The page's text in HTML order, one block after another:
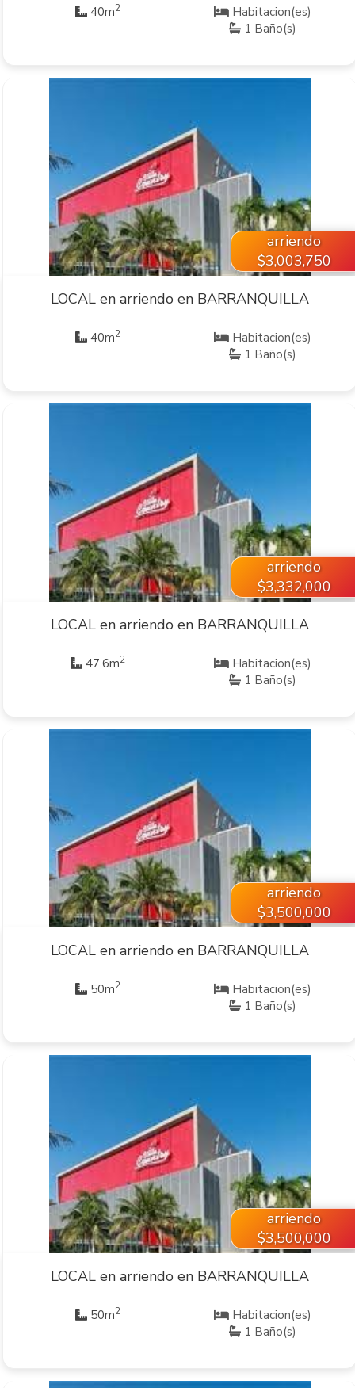
40m2
Habitacion(es)
1 Baño(s)
VER INMUEBLE
arriendo
$3,003,750
LOCAL en arriendo en BARRANQUILLA
40m2
Habitacion(es)
1 Baño(s)
VER INMUEBLE
arriendo
$3,332,000
LOCAL en arriendo en BARRANQUILLA
47.6m2
Habitacion(es)
1 Baño(s)
VER INMUEBLE
arriendo
$3,500,000
LOCAL en arriendo en BARRANQUILLA
50m2
Habitacion(es)
1 Baño(s)
VER INMUEBLE
arriendo
$3,500,000
LOCAL en arriendo en BARRANQUILLA
50m2
Habitacion(es)
1 Baño(s)